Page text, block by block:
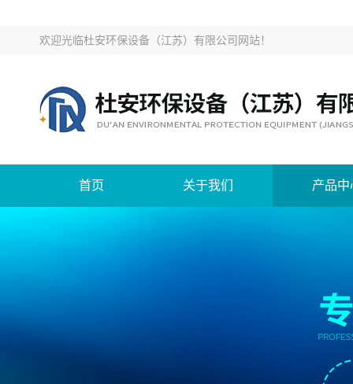
欢迎光临杜安环保设备（江苏）有限公司网站！
首页 关于我们 产品中